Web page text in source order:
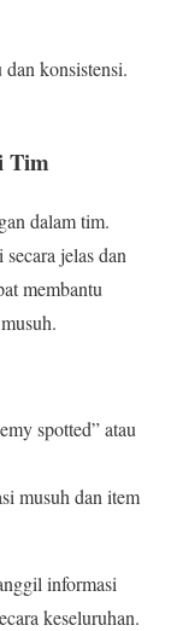
konsistensi.
Tim
dalam tim.
jelas dan
membantu
spotted” atau
musuh dan item
informasi
keseluruhan.